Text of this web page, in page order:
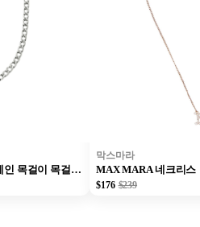
디젤 투톤 스테인리스 스틸 체인 목걸이 목걸이 실버 유니섹스
막스마라
MAX MARA 네크리스
$176 $239